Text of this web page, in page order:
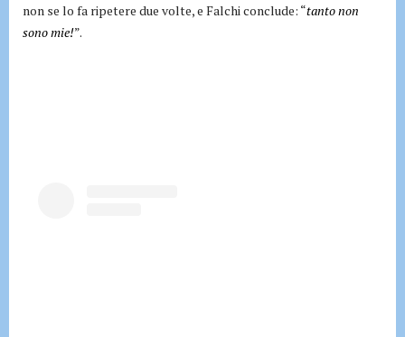
non se lo fa ripetere due volte, e Falchi conclude: “tanto non
sono mie!”.